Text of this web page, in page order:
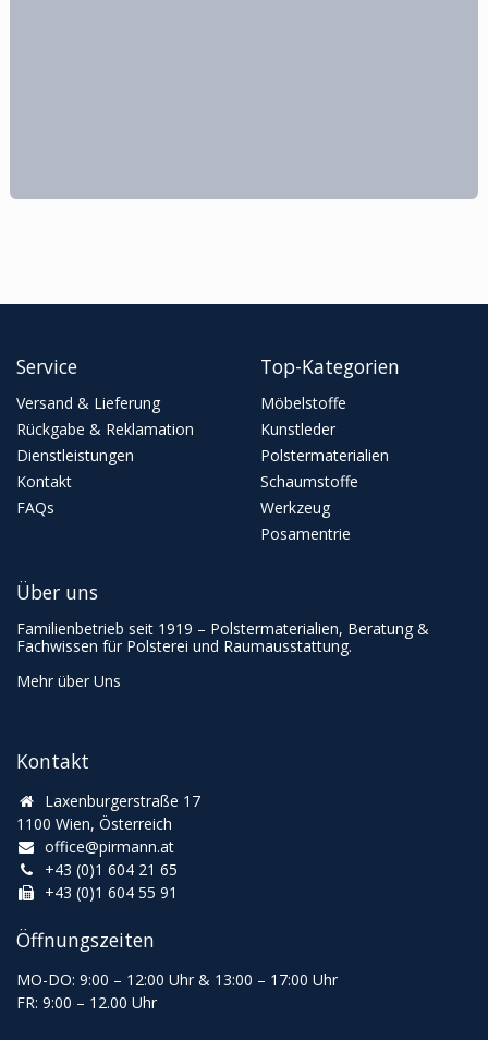
Service
Versand & Lieferung
Rückgabe & Reklamation
Dienstleistungen
Kontakt
FAQs
Top-Kategorien
Möbelstoffe
Kunstleder
Polstermaterialien
Schaumstoffe
Werkzeug
Posamentrie
Kontakt
Laxenburgerstraße 17
1100 Wien, Österreich
office@pirmann.at
+43 (0)1 604 21 65
+43 (0)1 604 55 91
Öffnungszeiten
MO-DO: 9:00 – 12:00 Uhr & 13:00 – 17:00 Uhr
FR: 9:00 – 12.00 Uhr
Über uns
Familienbetrieb seit 1919 – Polstermaterialien, Beratung &
Fachwissen für Polsterei und Raumausstattung.
Mehr über Uns